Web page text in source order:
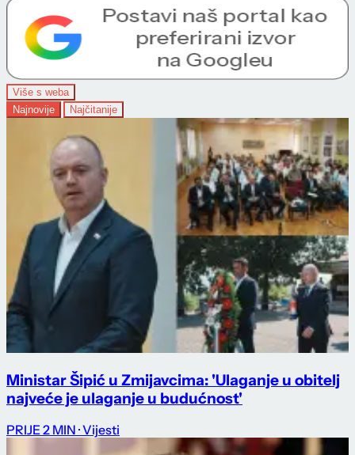
Više s weba
Najnovije
Najčitanije
Ministar Šipić u Zmijavcima: 'Ulaganje u obitelj
najveće je ulaganje u budućnost'
PRIJE 2 MIN · Vijesti